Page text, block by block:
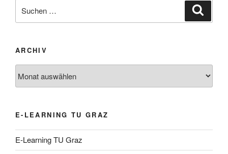
nach:
ARCHIV
E-LEARNING TU GRAZ
E-Learning TU Graz